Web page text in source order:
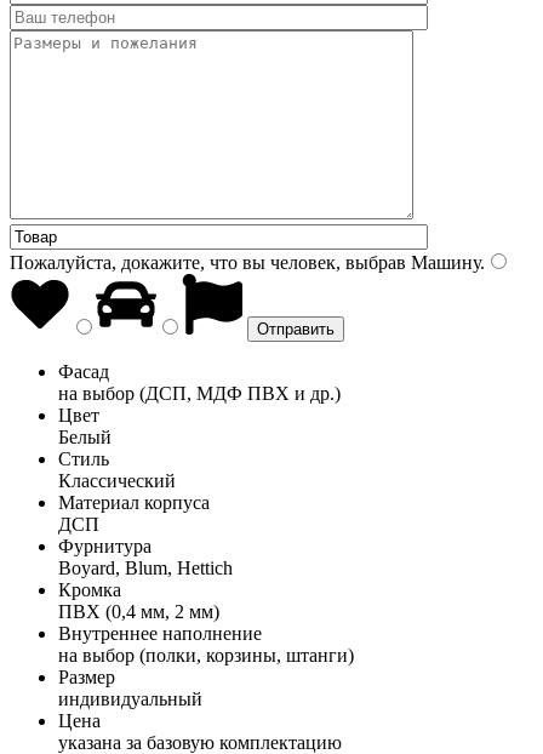
Пожалуйста, докажите, что вы человек, выбрав Машину.
Фасад
на выбор (ДСП, МДФ ПВХ и др.)
Цвет
Белый
Стиль
Классический
Материал корпуса
ДСП
Фурнитура
Boyard, Blum, Hettich
Кромка
ПВХ (0,4 мм, 2 мм)
Внутреннее наполнение
на выбор (полки, корзины, штанги)
Размер
индивидуальный
Цена
указана за базовую комплектацию